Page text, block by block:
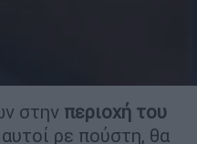
στην περιοχή του
ρε πούστη, θα